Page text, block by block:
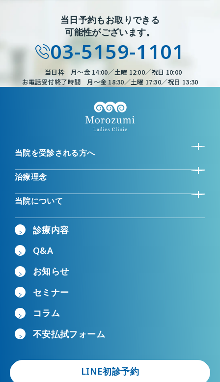
当日予約もお取りできる
可能性がございます。
03-5159-1101
当日枠 月～金 14:00／土曜 12:00／祝日 10:00
お電話受付終了時間 月～金 18:30／土曜 17:30／祝日 13:30
当院を受診される方へ
治療理念
当院について
診療内容
Q&A
お知らせ
セミナー
コラム
不安払拭フォーム
LINE初診予約